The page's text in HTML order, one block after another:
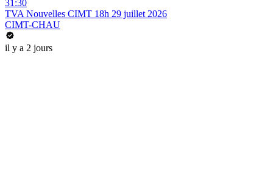
31:30
TVA Nouvelles CIMT 18h 29 juillet 2026
CIMT-CHAU
il y a 2 jours